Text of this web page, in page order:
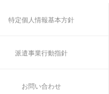
特定個人情報基本方針
派遣事業行動指針
お問い合わせ